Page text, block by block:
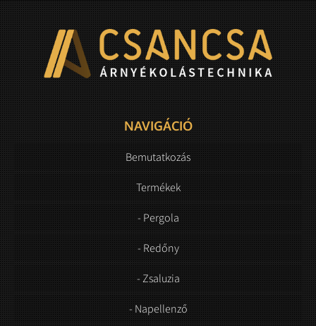
NAVIGÁCIÓ
Bemutatkozás
Termékek
- Pergola
- Redőny
- Zsaluzia
- Napellenző